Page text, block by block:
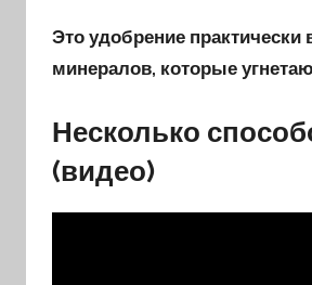
Это удобрение практически
минералов, которые
Несколько
(видео)